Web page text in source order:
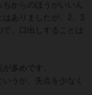
からのほうがいいん
はありましたが、2、3
、口出しすることは
多めです。
うか、失点を少なく